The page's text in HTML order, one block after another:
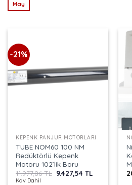
May
-21%
KEPENK PANJUR MOTORLARI
TUBE NOM60 100 NM
Redüktörlü Kepenk
Motoru 102’lik Boru
11.977,86TL Orijinal
9.427,54TL
Kdv Dahil